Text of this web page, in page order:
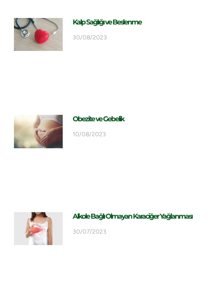
Kalp Sağlığı ve Beslenme
30/08/2023
Obezite ve Gebelik
10/08/2023
Alkole Bağlı Olmayan Karaciğer Yağlanması
30/07/2023